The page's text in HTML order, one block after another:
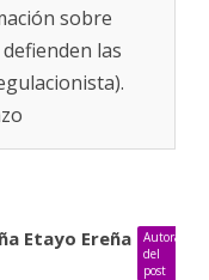
sobre
las
Etayo Ereña
Autora
del
post